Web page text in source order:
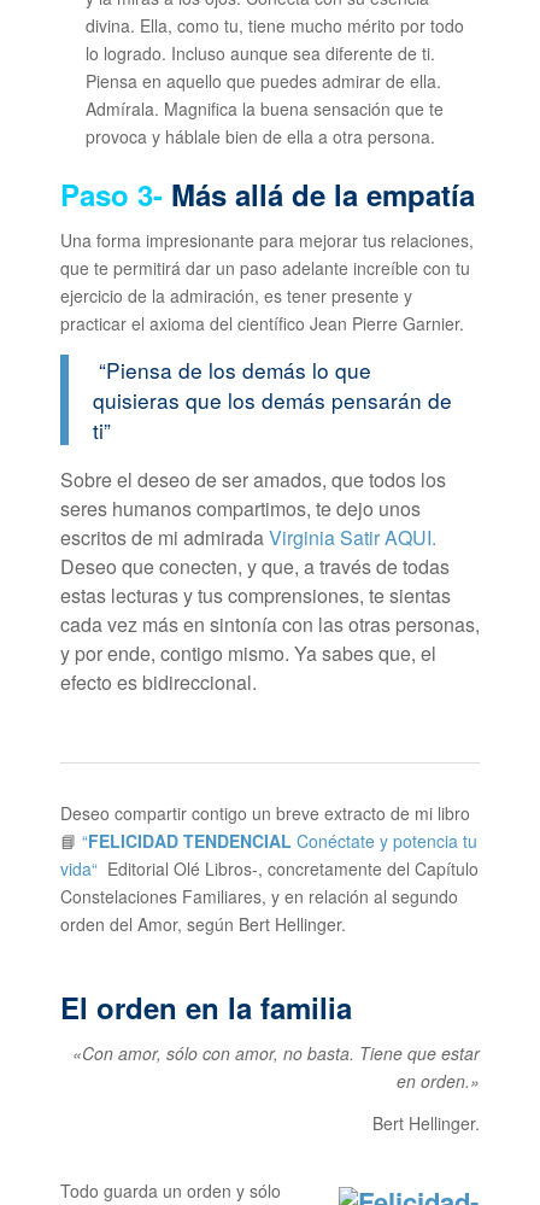
divina. Ella, como tu, tiene mucho mérito por todo
lo logrado. Incluso aunque sea diferente de ti.
Piensa en aquello que puedes admirar de ella.
Admírala. Magnifica la buena sensación que te
provoca y háblale bien de ella a otra persona.
Paso 3-Más allá de la empatía
Una forma impresionante para mejorar tus relaciones,
que te permitirá dar un paso adelante increíble con tu
ejercicio de la admiración, es tener presente y
practicar el axioma del científico Jean Pierre Garnier.
“Piensa de los demás lo que
quisieras que los demás pensarán de
ti”
Sobre el deseo de ser amados, que todos los
seres humanos compartimos, te dejo unos
escritos de mi admiradaVirginia Satir AQUI.
Deseo que conecten, y que, a través de todas
estas lecturas y tus comprensiones, te sientas
cada vez más en sintonía con las otras personas,
y por ende, contigo mismo. Ya sabes que, el
efecto es bidireccional.
Deseo compartir contigo un breve extracto de mi libro
📘 “FELICIDAD TENDENCIAL Conéctate y potencia tu
vida“Editorial Olé Libros-, concretamente del Capítulo
Constelaciones Familiares, y en relación al segundo
orden del Amor, según Bert Hellinger.
El orden en la familia
«Con amor, sólo con amor, no basta. Tiene que estar
en orden.»
Bert Hellinger.
Todo guarda un orden y sólo